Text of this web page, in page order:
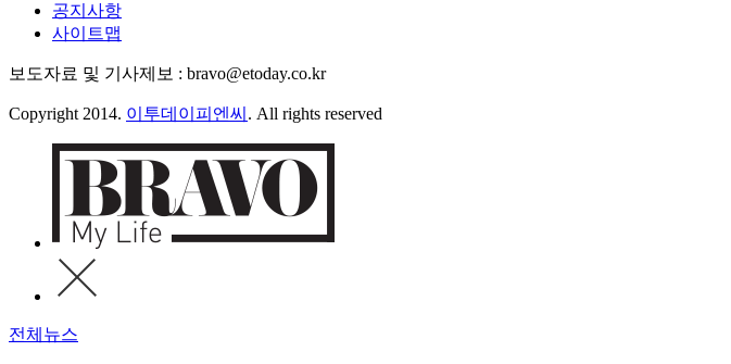
공지사항
사이트맵
보도자료 및 기사제보 : bravo@etoday.co.kr
Copyright 2014. 이투데이피엔씨 . All rights reserved
전체뉴스